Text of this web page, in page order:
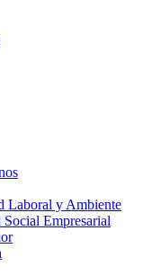
Laboral y Ambiente
Empresarial